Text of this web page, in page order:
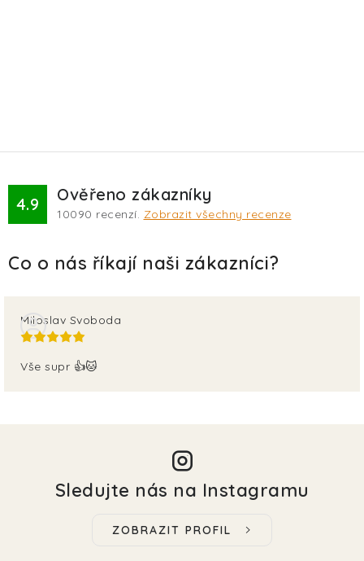
4.9 Ověřeno zákazníky
10090 recenzí. Zobrazit všechny recenze
Miloslav Svoboda
Vše supr 👍🐱
Sledujte nás na Instagramu
ZOBRAZIT PROFIL